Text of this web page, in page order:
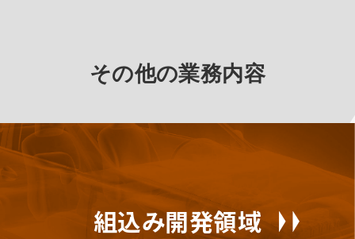
その他の業務内容
組込み開発領域